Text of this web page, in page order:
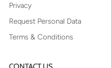
Privacy
Request Personal Data
Terms & Conditions